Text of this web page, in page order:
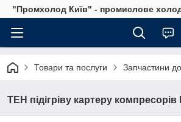
"Промхолод Київ" - промислове
Товари та послуги Запчастини
ТЕН підігріву картеру компресорів